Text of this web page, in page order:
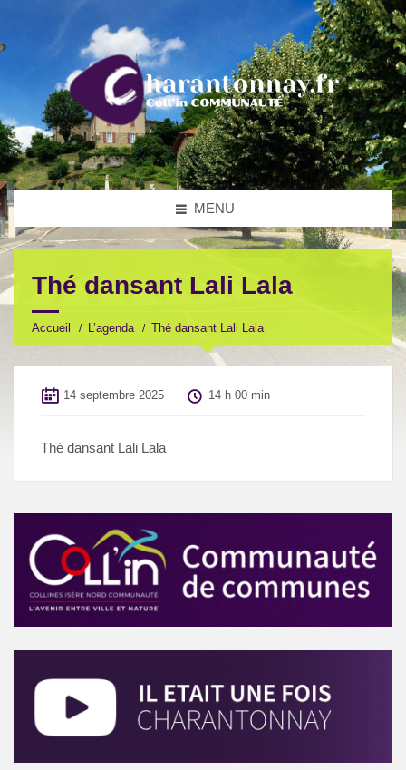
MENU
Thé dansant Lali Lala
Accueil L’agenda Thé dansant Lali Lala
14 septembre 2025 14 h 00 min
Thé dansant Lali Lala